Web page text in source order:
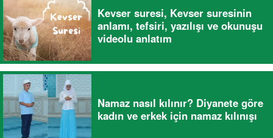
Kevser suresi, Kevser suresinin
anlamı, tefsiri, yazılışı ve okunuşu
videolu anlatım
Namaz nasıl kılınır? Diyanete göre
kadın ve erkek için namaz kılınışı